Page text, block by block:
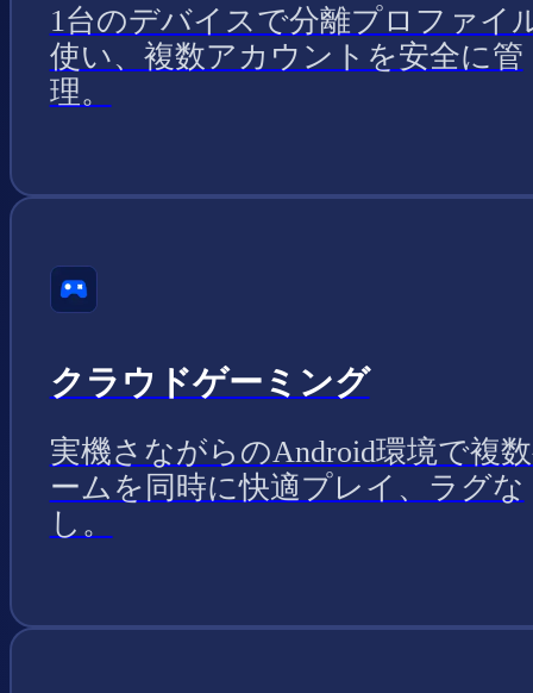
1台のデバイスで分離プロファイ
使い、複数アカウントを安全に管
理。
クラウドゲーミング
実機さながらのAndroid環境で複
ームを同時に快適プレイ、ラグな
し。